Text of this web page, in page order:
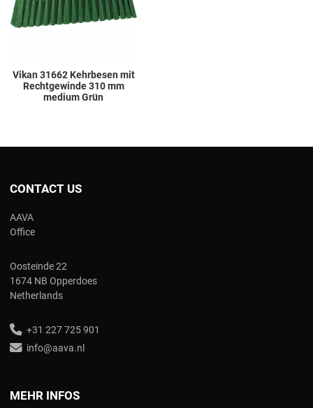
Vikan 31662 Kehrbesen mit
Rechtgewinde 310 mm
medium Grün
CONTACT US
AAVA
Office
Oosteinde 22
1674 NB Opperdoes
Netherlands
+31 227 725 901
info@aava.nl
MEHR INFOS